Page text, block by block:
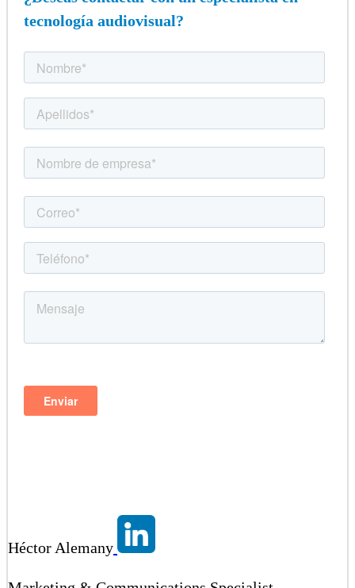
tecnología audiovisual?
Héctor Alemany